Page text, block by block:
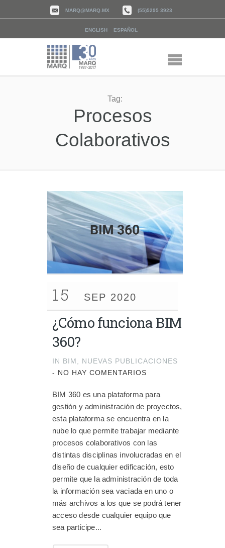
MARQ@MARQ.MX (55)5295 3923
ENGLISH ESPAÑOL
Tag:
Procesos
Colaborativos
15 SEP 2020
¿Cómo funciona BIM
360?
IN BIM
NUEVAS PUBLICACIONES
- NO HAY COMENTARIOS
BIM 360 es una plataforma para
gestión y administración de proyectos,
esta plataforma se encuentra en la
nube lo que permite trabajar mediante
procesos colaborativos con las
distintas disciplinas involucradas en el
diseño de cualquier edificación, esto
permite que la administración de toda
la información sea vaciada en uno o
más archivos a los que se podrá tener
acceso desde cualquier equipo que
sea participe...